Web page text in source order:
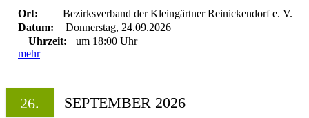
Ort:
Bezirksverband der Kleingärtner Reinickendorf e. V.
Datum:
Donnerstag, 24.09.2026
Uhrzeit:
um 18:00 Uhr
mehr
26. SEPTEMBER 2026